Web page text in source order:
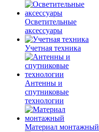
Осветительные
аксессуары
Учетная техника
Антенны и
спутниковые
технологии
Материал монтажный